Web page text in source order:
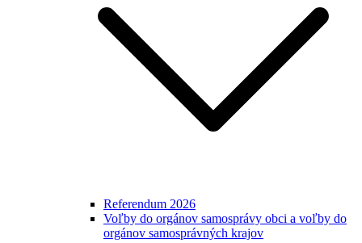
Referendum 2026
Voľby do orgánov samosprávy obci a voľby do
orgánov samosprávných krajov